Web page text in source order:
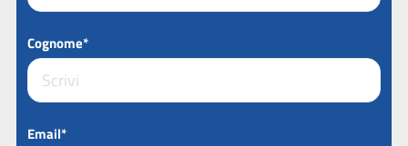
Cognome*
Email*